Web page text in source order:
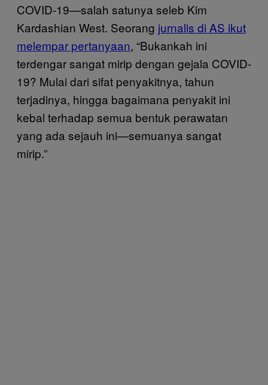
COVID-19—salah satunya seleb Kim
Kardashian West. Seorang jurnalis di AS ikut
melempar pertanyaan, “Bukankah ini
terdengar sangat mirip dengan gejala COVID-
19? Mulai dari sifat penyakitnya, tahun
terjadinya, hingga bagaimana penyakit ini
kebal terhadap semua bentuk perawatan
yang ada sejauh ini—semuanya sangat
mirip.”